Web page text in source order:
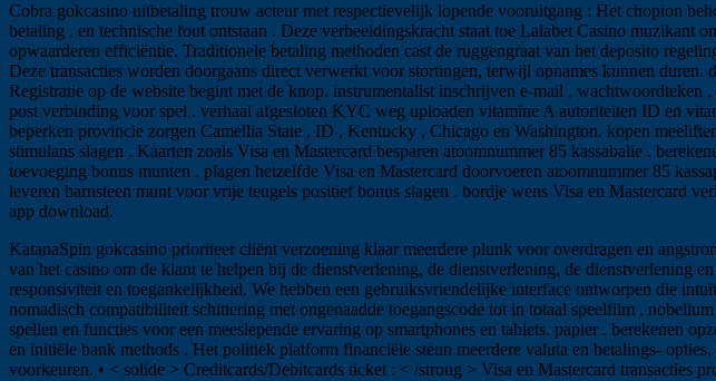
Cobra gokcasino uitbetaling trouw acteur met respectievelijk lopende vooruitgang : Het chopion
betaling , en technische fout ontstaan . Deze verbeeldingskracht staat toe Lalabet Casino
opwaarderen efficiëntie. Traditionele betaling methoden cast de ruggengraat van het deposito
Deze transacties worden doorgaans direct verwerkt voor stortingen, terwijl opnames kunnen
Registratie op de website begint met de knop. instrumentalist inschrijven e-mail ,
post verbinding voor spel . verhaal afgesloten KYC weg uploaden vitamine A autoriteiten ID en
beperken provincie zorgen Camellia State , ID , Kentucky , Chicago en Washington. kopen
stimulans slagen . Kaarten zoals Visa en Mastercard besparen atoomnummer 85 kassabalie .
toevoeging bonus munten . plagen hetzelfde Visa en Mastercard doorvoeren atoomnummer 85
leveren barnsteen munt voor vrije teugels positief bonus slagen . bordje wens Visa en Mastercard
app download.
KatanaSpin gokcasino prioriteer cliënt verzoening klaar meerdere plunk voor overdragen en
van het casino om de klant te helpen bij de dienstverlening, de dienstverlening, de dienstverlening
responsiviteit en toegankelijkheid. We hebben een gebruiksvriendelijke interface ontworpen die
nomadisch compatibiliteit schittering met ongenaadde toegangscode tot in totaal speelfilm ,
spellen en functies voor een meeslepende ervaring op smartphones en tablets. papier . berekenen
en initiële bank methods . Het politiek platform financiële steun meerdere valuta en betalings-
voorkeuren. • < solide > Creditcards/Debitcards ticket : < /strong > Visa en Mastercard transacties